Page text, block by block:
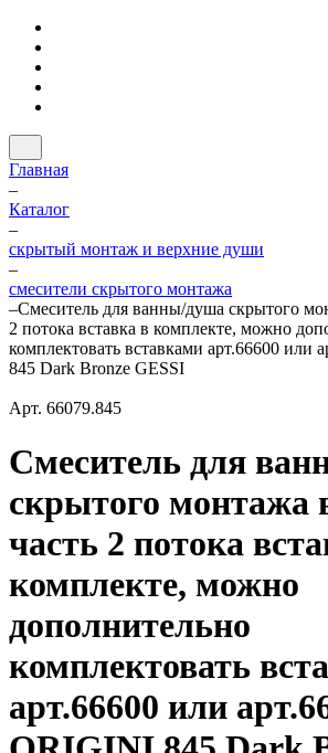
Главная
–
Каталог
–
скрытый монтаж и верхние души
–
смесители скрытого монтажа
–Смеситель для ванны/душа скрытого
2 потока вставка в комплекте, можно
комплектовать вставками арт.66600 или
845 Dark Bronze GESSI
Арт. 66079.845
Смеситель для
скрытого монтажа
часть 2 потока
комплекте, можно
дополнительно
комплектовать
арт.66600 или